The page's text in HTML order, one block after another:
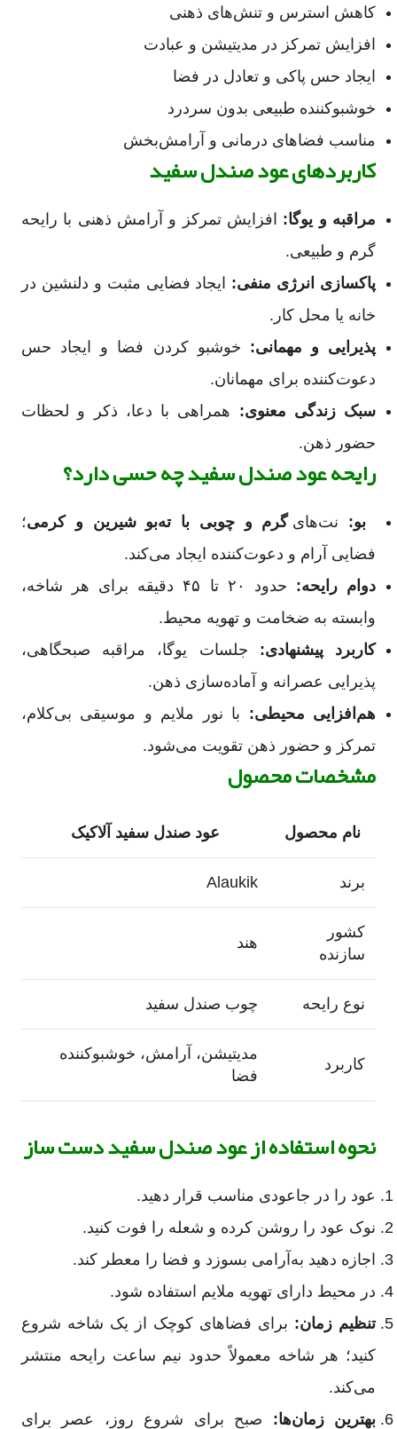
کاهش استرس و تنش‌های ذهنی
افزایش تمرکز در مدیتیشن و عبادت
ایجاد حس پاکی و تعادل در فضا
خوشبوکننده طبیعی بدون سردرد
مناسب فضاهای درمانی و آرامش‌بخش
کاربردهای عود صندل سفید
مراقبه و یوگا: افزایش تمرکز و آرامش ذهنی با رایحه
گرم و طبیعی.
پاکسازی انرژی منفی: ایجاد فضایی مثبت و دلنشین در
خانه یا محل کار.
پذیرایی و مهمانی: خوشبو کردن فضا و ایجاد حس
دعوت‌کننده برای مهمانان.
سبک زندگی معنوی: همراهی با دعا، ذکر و لحظات
حضور ذهن.
رایحه عود صندل سفید چه حسی دارد؟
بو: نت‌های گرم و چوبی با ته‌بو شیرین و کرمی؛
فضایی آرام و دعوت‌کننده ایجاد می‌کند.
دوام رایحه:
حدود ۲۰ تا ۴۵ دقیقه برای هر شاخه،
وابسته به ضخامت و تهویه محیط.
کاربرد پیشنهادی: جلسات یوگا، مراقبه صبحگاهی،
پذیرایی عصرانه و آماده‌سازی ذهن.
هم‌افزایی محیطی: با نور ملایم و موسیقی بی‌کلام،
تمرکز و حضور ذهن تقویت می‌شود.
مشخصات محصول
نام محصول عود صندل سفید آلاکیک
برند Alaukik
کشور
سازنده
هند
نوع رایحه چوب صندل سفید
کاربرد
مدیتیشن، آرامش، خوشبوکننده
فضا
نحوه استفاده از عود صندل سفید دست ساز
عود را در جاعودی مناسب قرار دهید.
نوک عود را روشن کرده و شعله را فوت کنید.
اجازه دهید به‌آرامی بسوزد و فضا را معطر کند.
در محیط دارای تهویه ملایم استفاده شود.
تنظیم زمان: برای فضاهای کوچک از یک شاخه شروع
کنید؛ هر شاخه معمولاً حدود نیم ساعت رایحه منتشر
می‌کند.
بهترین زمان‌ها: صبح برای شروع روز، عصر برای